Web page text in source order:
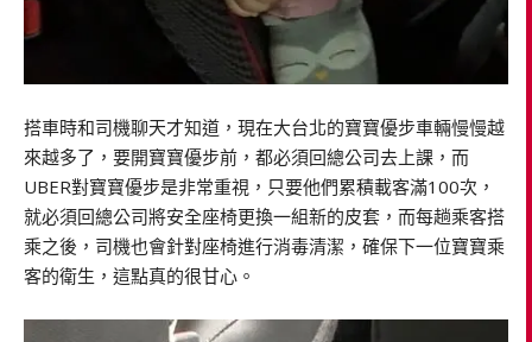
搭車時和司機聊天才知道，現在大台北的寶寶優步車輛慢慢越
來越多了，要開寶寶優步前，都必須回總公司去上課，而
UBER對寶寶優步是非常重視，只要他們累積載客滿100次，
就必須回總公司將安全座椅更換一組新的皮套，而每趟乘客搭
乘之後，司機也會針對座椅進行消毒清潔，確保下一位寶寶乘
客的衛生，這點真的很甘心。